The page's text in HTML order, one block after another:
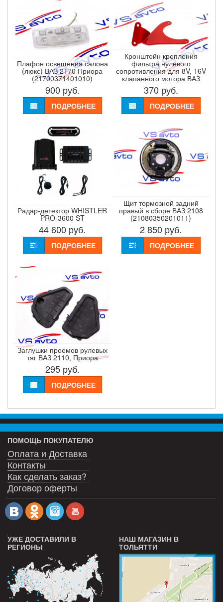
Плафон освещения салона
(люкс) ВАЗ 2170 Приора
(21700371401010)
900 руб.
ПОДРОБНЕЕ
Кронштейн крепления
фильтра нулевого
сопротивления для 8V, 16V
клапанного мотора ВАЗ
370 руб.
ПОДРОБНЕЕ
Радар-детектор WHISTLER
PRO-3600 ST
44 600 руб.
ПОДРОБНЕЕ
Щит тормозной задний
правый в сборе ВАЗ 2108
(21080350201011)
2 850 руб.
ПОДРОБНЕЕ
Заглушки проемов рулевых
тяг ВАЗ 2110, Приора
295 руб.
ПОДРОБНЕЕ
ПОМОЩЬ ПОКУПАТЕЛЮ
Оплата и Доставка
Контакты
Как сделать заказ?
Договор оферты
УЖЕ ДОСТАВИЛИ В
РЕГИОНЫ
НАШ МАГАЗИН В
ТОЛЬЯТТИ